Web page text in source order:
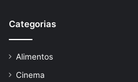
Categorias
Alimentos
Cinema